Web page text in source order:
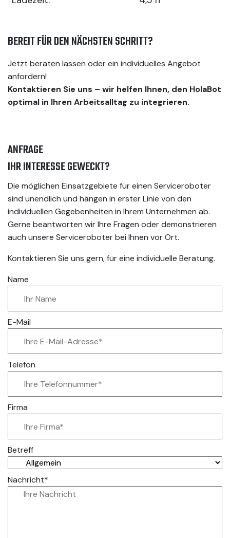
BEREIT FÜR DEN NÄCHSTEN SCHRITT?
Jetzt beraten lassen oder ein individuelles Angebot
anfordern!
Kontaktieren Sie uns – wir helfen Ihnen, den HolaBot
optimal in Ihren Arbeitsalltag zu integrieren.
ANFRAGE
IHR INTERESSE GEWECKT?
Die möglichen Einsatzgebiete für einen Serviceroboter
sind unendlich und hängen in erster Linie von den
individuellen Gegebenheiten in Ihrem Unternehmen ab.
Gerne beantworten wir Ihre Fragen oder demonstrieren
auch unsere Serviceroboter bei Ihnen vor Ort.
Kontaktieren Sie uns gern, für eine individuelle Beratung.
Name
E-Mail
Telefon
Firma
Betreff
Nachricht*